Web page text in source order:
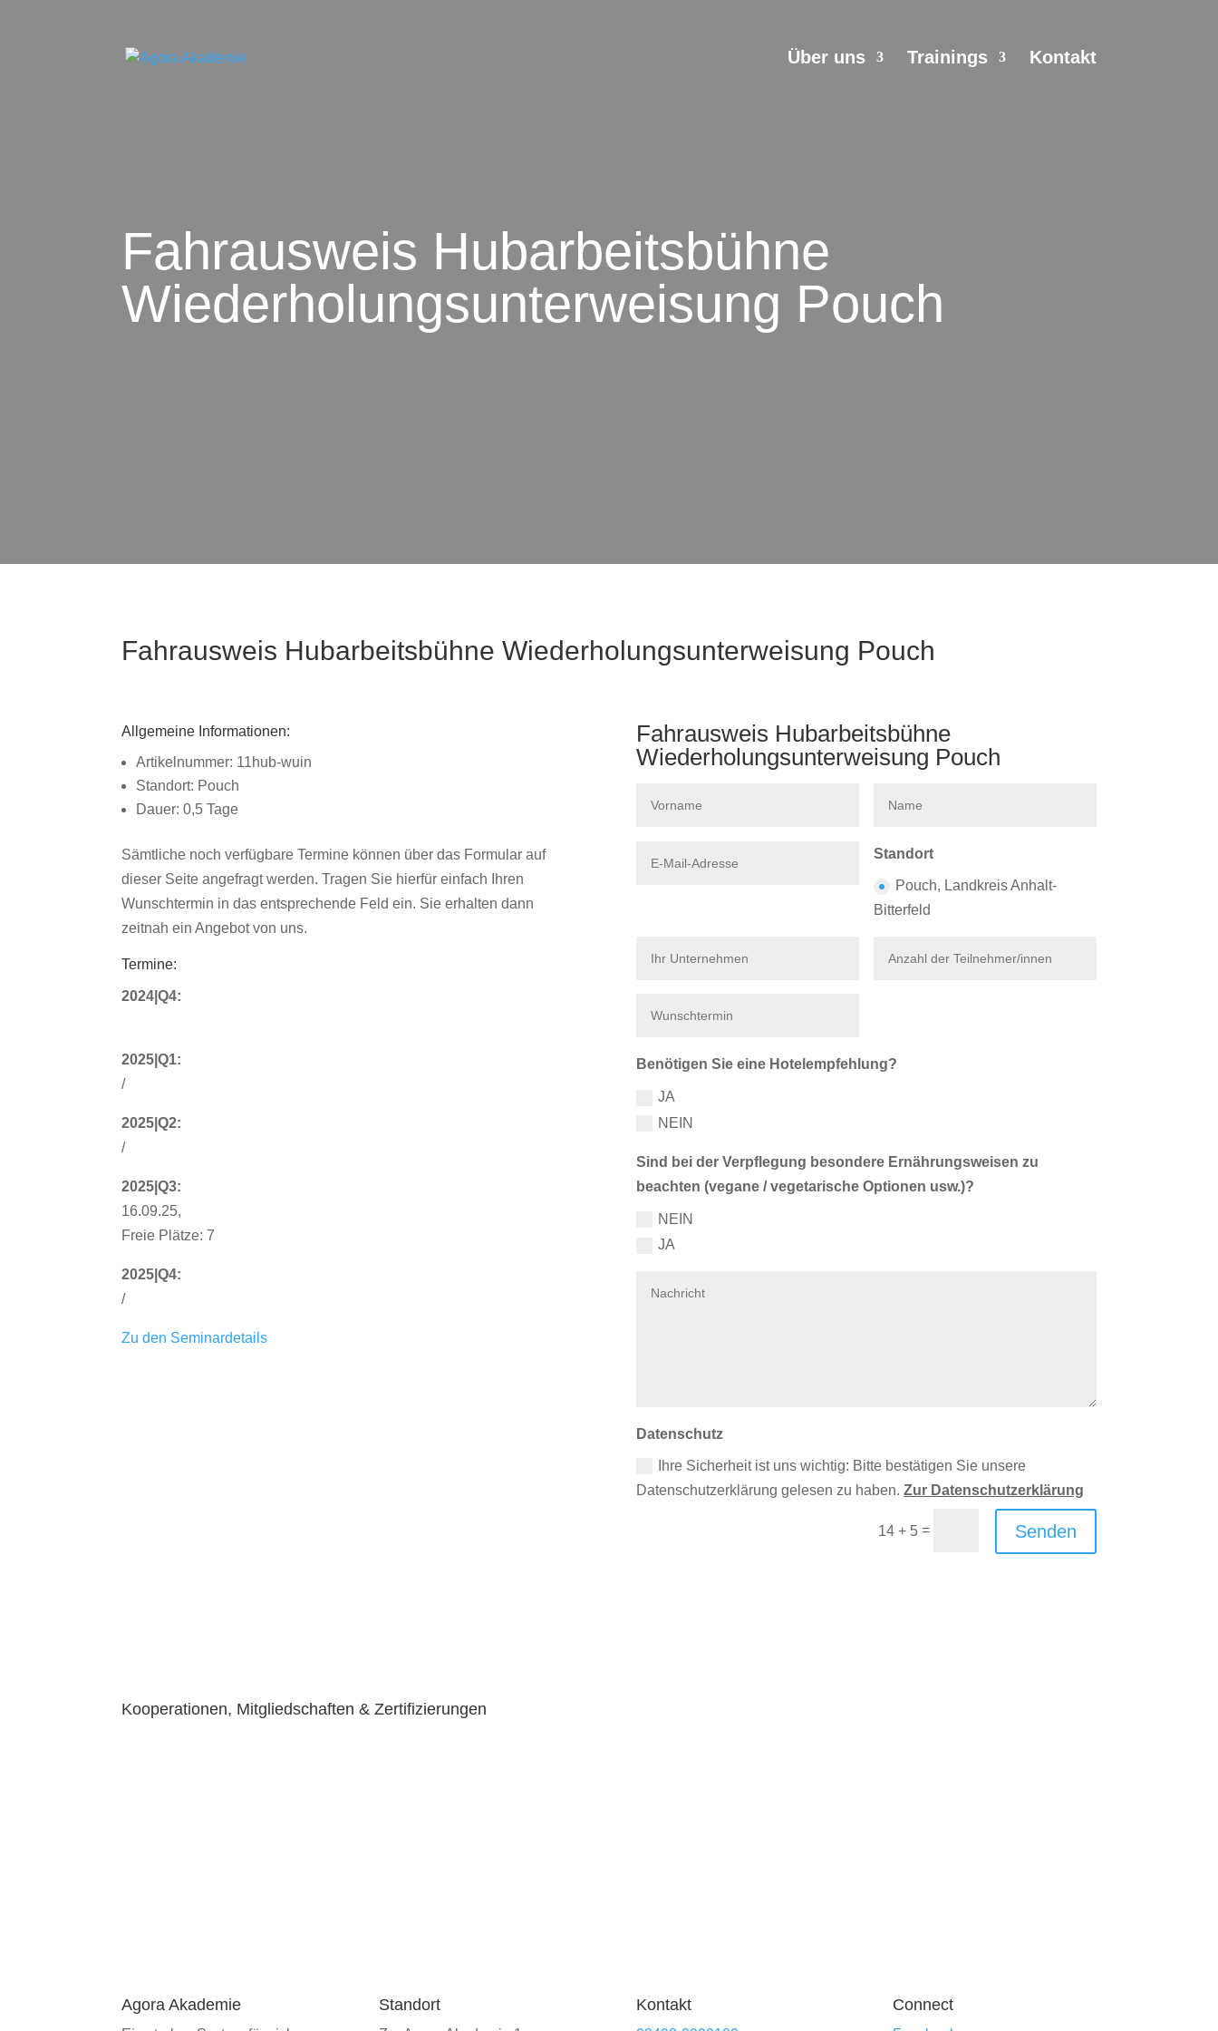
Über uns Trainings Kontakt
Fahrausweis Hubarbeitsbühne
Wiederholungsunterweisung Pouch
Fahrausweis Hubarbeitsbühne Wiederholungsunterweisung Pouch
Allgemeine Informationen:
Artikelnummer: 11hub-wuin
Standort: Pouch
Dauer: 0,5 Tage
Sämtliche noch verfügbare Termine können über das Formular auf
dieser Seite angefragt werden. Tragen Sie hierfür einfach Ihren
Wunschtermin in das entsprechende Feld ein. Sie erhalten dann
zeitnah ein Angebot von uns.
Termine:
2024|Q4:
2025|Q1:
/
2025|Q2:
/
2025|Q3:
16.09.25,
Freie Plätze: 7
2025|Q4:
/
Zu den Seminardetails
Fahrausweis Hubarbeitsbühne
Wiederholungsunterweisung Pouch
Standort
Pouch, Landkreis Anhalt-
Bitterfeld
Benötigen Sie eine Hotelempfehlung?
JA
NEIN
Sind bei der Verpflegung besondere Ernährungsweisen zu
beachten (vegane / vegetarische Optionen usw.)?
NEIN
JA
Datenschutz
Ihre Sicherheit ist uns wichtig: Bitte bestätigen Sie unsere
Datenschutzerklärung gelesen zu haben. Zur Datenschutzerklärung
14 + 5= Senden
Kooperationen, Mitgliedschaften & Zertifizierungen
Agora Akademie Standort Kontakt Connect